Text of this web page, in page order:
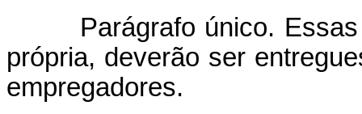
Parágrafo único.
própria, deverão ser
empregadores.